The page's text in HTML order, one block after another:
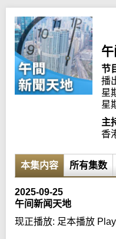
c
h
节
播
星
星
主
香
本集内容 所有集数
2025-09-25
午间新闻天地
现正播放: 足本播放